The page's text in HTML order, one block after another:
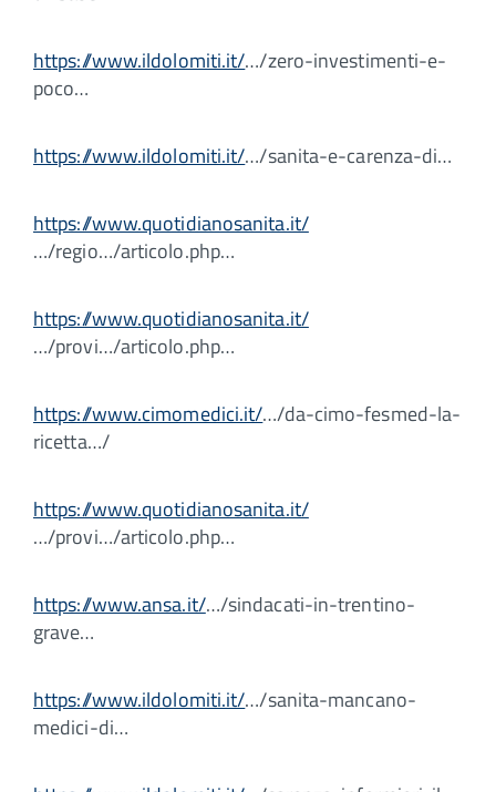
https://www.ildolomiti.it/…/zero-investimenti-e-
poco…
https://www.ildolomiti.it/…/sanita-e-carenza-di…
https://www.quotidianosanita.it/
…/regio…/articolo.php…
https://www.quotidianosanita.it/
…/provi…/articolo.php…
https://www.cimomedici.it/…/da-cimo-fesmed-la-
ricetta…/
https://www.quotidianosanita.it/
…/provi…/articolo.php…
https://www.ansa.it/…/sindacati-in-trentino-
grave…
https://www.ildolomiti.it/…/sanita-mancano-
medici-di…